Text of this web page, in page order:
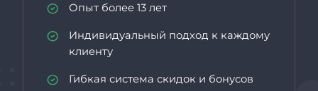
Опыт более 13 лет
Индивидуальный подход к каждому
клиенту
Гибкая система скидок и бонусов